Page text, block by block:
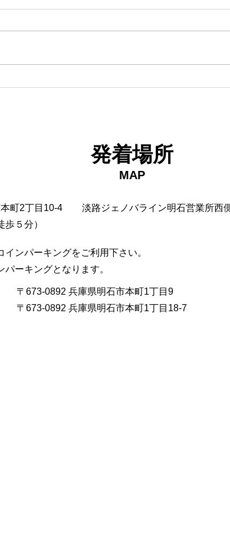
18日タコ便
発着場所
MAP
町2丁目10-4 淡路ジェノバライン明石営業所西
５分）
ンパーキングをご利用下さい。
ーキングとなります。
〒673-0892 兵庫県明石市本町1丁目9
〒673-0892 兵庫県明石市本町1丁目18-7